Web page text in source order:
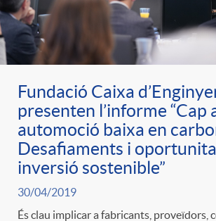
r
a
S
a
ó
p
e
r
c
t
e
n
i
d
l
i
c
a
d
Fundació Caixa
presenten l’informe “Cap
automoció baixa en
Desafiaments i
inversió sostenible”
30/04/2019
És clau implicar a fabricants, proveïdors,